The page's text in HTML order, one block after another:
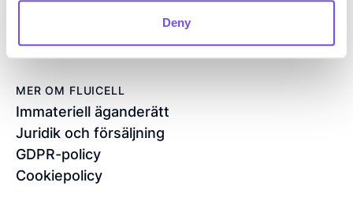
Deny
MER OM FLUICELL
Immateriell äganderätt
Juridik och försäljning
GDPR-policy
Cookiepolicy